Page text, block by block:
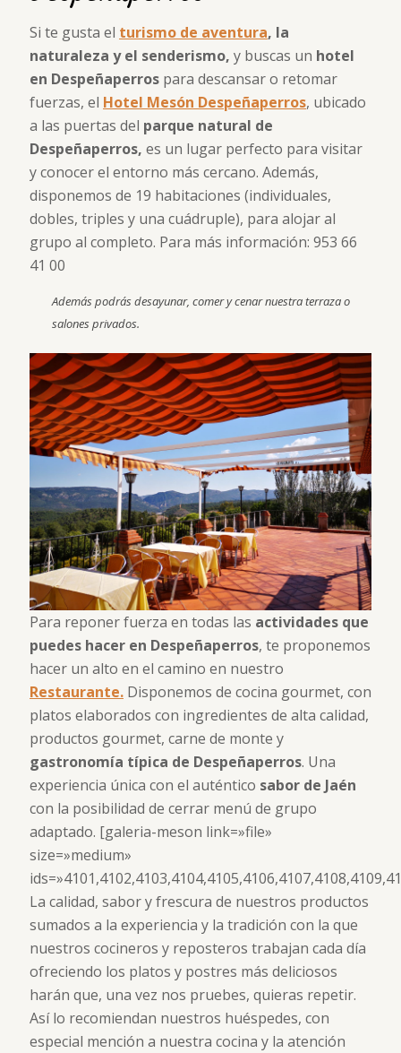
Si te gusta el turismo de aventura, la
naturaleza y el senderismo, y buscas un hotel
en Despeñaperros para descansar o retomar
fuerzas, el Hotel Mesón Despeñaperros, ubicado
a las puertas del parque natural de
Despeñaperros, es un lugar perfecto para visitar
y conocer el entorno más cercano. Además,
disponemos de 19 habitaciones (individuales,
dobles, triples y una cuádruple), para alojar al
grupo al completo. Para más información: 953 66
41 00
Además podrás desayunar, comer y cenar nuestra terraza o
salones privados.
Para reponer fuerza en todas las actividades que
puedes hacer en Despeñaperros, te proponemos
hacer un alto en el camino en nuestro
Restaurante. Disponemos de cocina gourmet, con
platos elaborados con ingredientes de alta calidad,
productos gourmet, carne de monte y
gastronomía típica de Despeñaperros. Una
experiencia única con el auténtico sabor de Jaén
con la posibilidad de cerrar menú de grupo
adaptado. [galeria-meson link=»file»
size=»medium»
La calidad, sabor y frescura de nuestros productos
sumados a la experiencia y la tradición con la que
nuestros cocineros y reposteros trabajan cada día
ofreciendo los platos y postres más deliciosos
harán que, una vez nos pruebes, quieras repetir.
Así lo recomiendan nuestros huéspedes, con
especial mención a nuestra cocina y la atención